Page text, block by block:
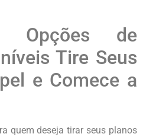
Opções de
Tire Seus
e Comece a
quem deseja tirar seus planos